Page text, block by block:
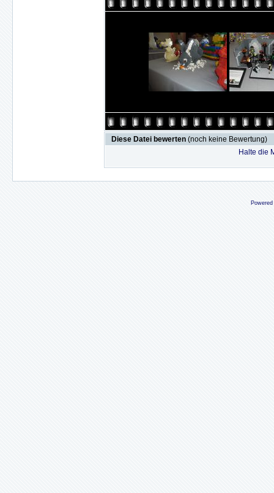
Diese Datei bewerten (noch keine Bewertung)
Halte die